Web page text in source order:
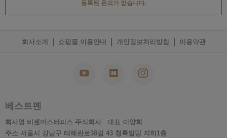
등록된 문의가 없습니다.
회사소개 쇼핑몰 이용안내 개인정보처리방침 이용약관
베스트펜
회사명 비젠마스터피스 주식회사 대표 이양희
주소 서울시 강남구 테헤란로38길 43 청록빌딩 지하1층